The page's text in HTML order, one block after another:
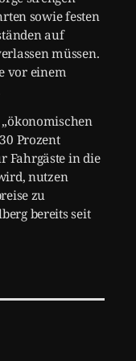
sowie festen
auf
müssen.
vor einem
Prozent
Fahrgäste in die
nutzen
zu
bereits seit